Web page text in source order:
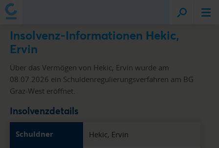
Insolvenz-Informationen Hekic,
Ervin
Über das Vermögen von Hekic, Ervin wurde am
08.07.2026 ein Schuldenregulierungsverfahren am BG
Graz-West eröffnet.
Insolvenzdetails
Schuldner Hekic, Ervin